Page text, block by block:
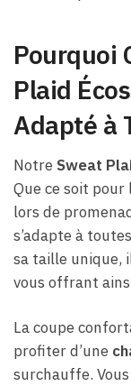
Pourquoi
Plaid
Adapté à
Notre Sweat
Que ce soit pour
lors de
s’adapte à
sa taille unique,
vous offrant
La coupe
profiter d’une
surchauffe.